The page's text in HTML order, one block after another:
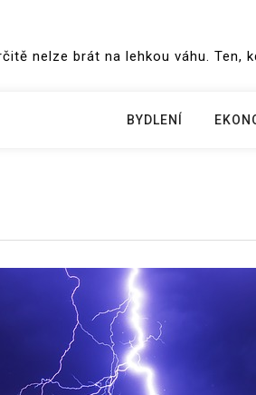
nelze brát na lehkou váhu. Ten,
BYDLENÍ